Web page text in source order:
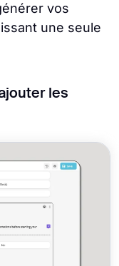
vos
une seule
les